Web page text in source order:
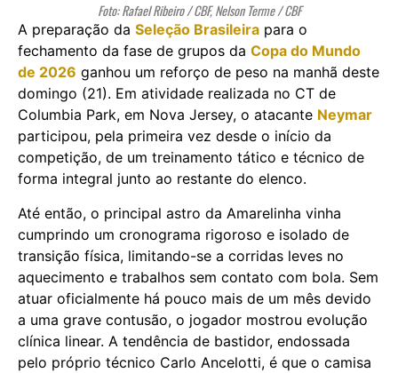
Foto: Rafael Ribeiro / CBF, Nelson Terme / CBF
A preparação da Seleção Brasileira para o
fechamento da fase de grupos da Copa do Mundo
de 2026 ganhou um reforço de peso na manhã deste
domingo (21). Em atividade realizada no CT de
Columbia Park, em Nova Jersey, o atacante Neymar
participou, pela primeira vez desde o início da
competição, de um treinamento tático e técnico de
forma integral junto ao restante do elenco.
Até então, o principal astro da Amarelinha vinha
cumprindo um cronograma rigoroso e isolado de
transição física, limitando-se a corridas leves no
aquecimento e trabalhos sem contato com bola. Sem
atuar oficialmente há pouco mais de um mês devido
a uma grave contusão, o jogador mostrou evolução
clínica linear. A tendência de bastidor, endossada
pelo próprio técnico Carlo Ancelotti, é que o camisa